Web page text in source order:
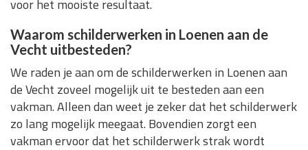
voor het mooiste resultaat.
Waarom schilderwerken in Loenen aan de
Vecht uitbesteden?
We raden je aan om de schilderwerken in Loenen aan
de Vecht zoveel mogelijk uit te besteden aan een
vakman. Alleen dan weet je zeker dat het schilderwerk
zo lang mogelijk meegaat. Bovendien zorgt een
vakman ervoor dat het schilderwerk strak wordt